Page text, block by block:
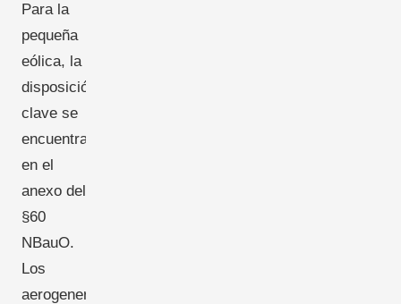
Para la
pequeña
eólica, la
disposición
clave se
encuentra
en el
anexo del
§60
NBauO.
Los
aerogeneradores